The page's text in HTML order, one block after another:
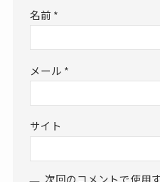
名前 *
メール *
サイト
次回のコメントで使用